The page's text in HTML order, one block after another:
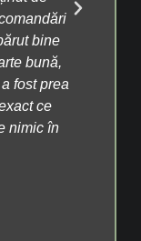
bine
bună,
fost prea
ce
nimic în